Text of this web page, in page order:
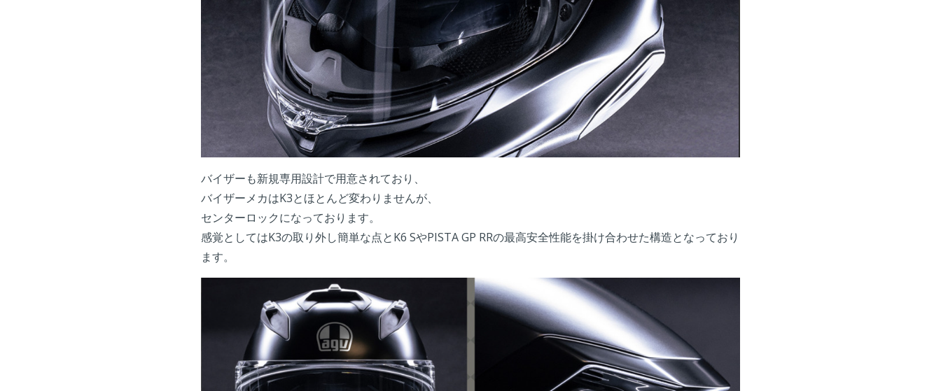
バイザーも新規専用設計で用意されており、
バイザーメカはK3とほとんど変わりませんが、
センターロックになっております。
感覚としてはK3の取り外し簡単な点とK6 SやPISTA GP RRの最高安全性能を掛け合わせた構造となっており
ます。